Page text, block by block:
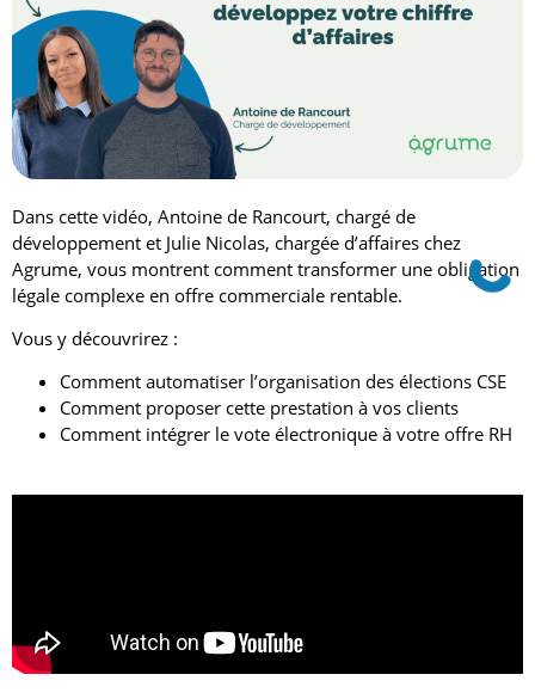
Dans cette vidéo, Antoine de Rancourt, chargé de
développement et Julie Nicolas, chargée d’affaires chez
Agrume, vous montrent comment transformer une obligation
légale complexe en offre commerciale rentable.
Vous y découvrirez :
Comment automatiser l’organisation des élections CSE
Comment proposer cette prestation à vos clients
Comment intégrer le vote électronique à votre offre RH